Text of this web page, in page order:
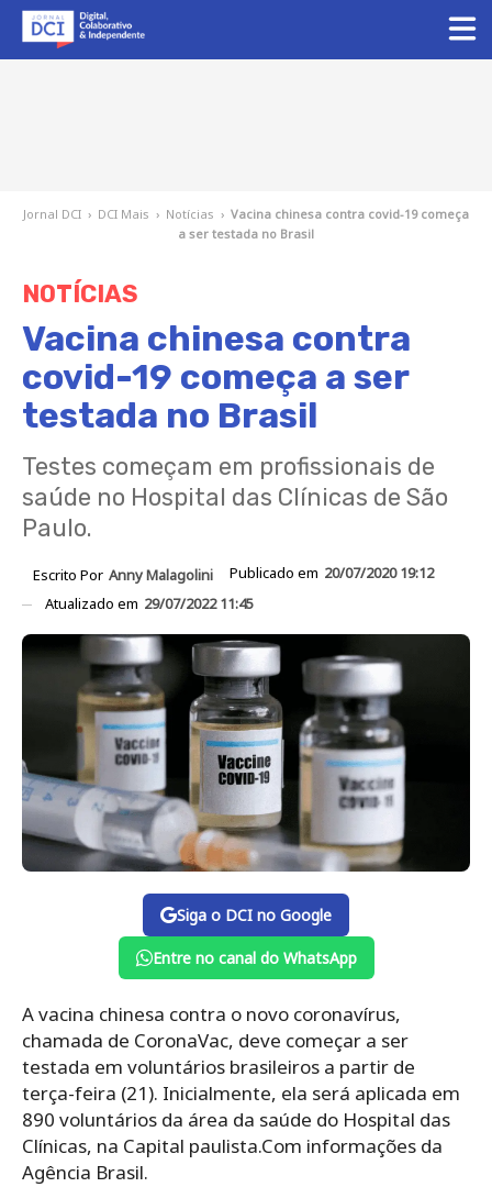
Jornal DCI › DCI Mais › Notícias › Vacina chinesa contra covid-19 começa
a ser testada no Brasil
NOTÍCIAS
Vacina chinesa contra
covid-19 começa a ser
testada no Brasil
Testes começam em profissionais de
saúde no Hospital das Clínicas de São
Paulo.
Escrito Por Anny Malagolini Publicado em 20/07/2020 19:12
Atualizado em 29/07/2022 11:45
Siga o DCI no Google
Entre no canal do WhatsApp
A vacina chinesa contra o novo coronavírus,
chamada de CoronaVac, deve começar a ser
testada em voluntários brasileiros a partir de
terça-feira (21). Inicialmente, ela será aplicada em
890 voluntários da área da saúde do Hospital das
Clínicas, na Capital paulista.Com informações da
Agência Brasil.